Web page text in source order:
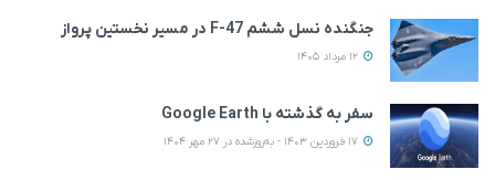
جنگنده نسل ششم F-47 در مسیر نخستین پرواز
سفر به گذشته با Google Earth